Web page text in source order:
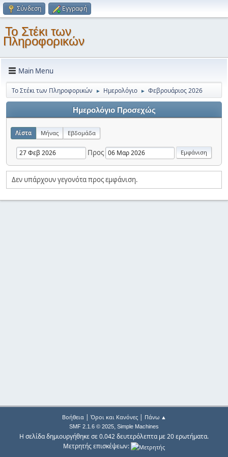
Σύνδεση Εγγραφή
Το Στέκι των
Πληροφορικών
Main Menu
Το Στέκι των Πληροφορικών ► Ημερολόγιο ► Φεβρουάριος 2026
Ημερολόγιο Προσεχώς
Λίστα Μήνας Εβδομάδα
Προς
Δεν υπάρχουν γεγονότα προς εμφάνιση.
Βοήθεια| Όροι και Κανόνες| Πάνω ▲
SMF 2.1.6 © 2025, Simple Machines
Η σελίδα δημιουργήθηκε σε 0.042 δευτερόλεπτα με 20 ερωτήματα.
Μετρητής επισκέψεων: